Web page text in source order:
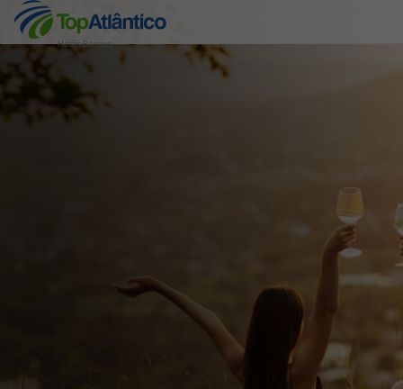
Hotéis Baratos
Destinos
Pacotes de Férias